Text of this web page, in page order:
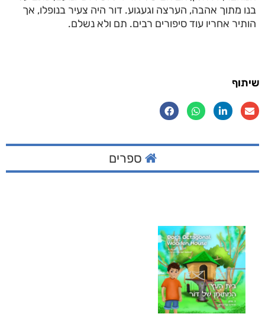
בנו מתוך אהבה, הערצה וגעגוע. דור היה צעיר בנופלו, אך
הותיר אחריו עוד סיפורים רבים. תם ולא נשלם.
שיתוף
ספרים